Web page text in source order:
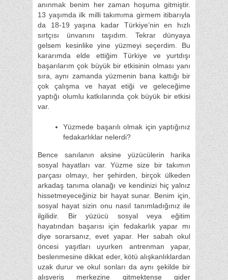
anınmak benim her zaman hoşuma gitmiştir.
13 yaşımda ilk milli takımıma girmem itibarıyla
da 18-19 yaşına kadar Türkiye’nin en hızlı
sırtçısı ünvanını taşıdım. Tekrar dünyaya
gelsem kesinlike yine yüzmeyi seçerdim. Bu
kararımda elde ettiğim Türkiye ve yurtdışı
başarılarım çok büyük bir etkisinin olması yanı
sıra, aynı zamanda yüzmenin bana kattığı bir
çok çalışma ve hayat etiği ve geleceğime
yaptığı olumlu katkılarında çok büyük bir etkisi
var.
Yüzmede başarılı olmak için yaptığınız
fedakarlıklar nelerdi?
Bence sanılanın aksine yüzücülerin harika
sosyal hayatları var. Yüzme size bir takımın
parçası olmayı, her şehirden, birçok ülkeden
arkadaş tanıma olanağı ve kendinizi hiç yalnız
hissetmeyeceğiniz bir hayat sunar. Benim için,
sosyal hayat sizin onu nasıl tanımladığınız ile
ilgilidir. Bir yüzücü sosyal veya eğitim
hayatından başarısı için fedakarlık yapar mı
diye sorarsanız, evet yapar. Her sabah okul
öncesi yaşıtları uyurken antrenman yapar,
beslenmesine dikkat eder, kötü alışkanlıklardan
uzak durur ve okul sonları da aynı şekilde bir
alışveriş merkezine gitmektense gider